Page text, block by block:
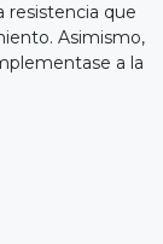
resistencia que
Asimismo,
a la